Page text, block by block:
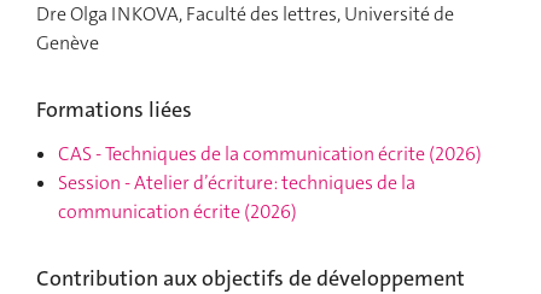
Dre Olga INKOVA, Faculté des lettres, Université de
Genève
Formations liées
CAS-Techniques de la communication écrite(2026)
Session-Atelier d’écriture: techniques de la
communication écrite(2026)
Contribution aux objectifs de développement